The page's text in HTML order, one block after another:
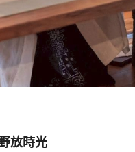
放時光